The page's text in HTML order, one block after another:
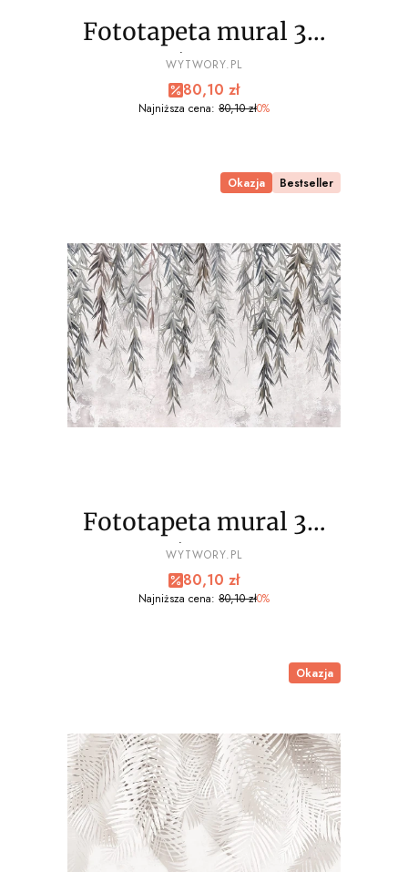
Fototapeta mural 3D
palmy liście wz3 - NA
WYMIAR
PRODUCENT
WYTWORY.PL
Cena promocyjna
80,10 zł
Najniższa cena: 80,10 zł0%
Okazja Bestseller
Fototapeta mural 3D
palmy liście wz4 - NA
WYMIAR
PRODUCENT
WYTWORY.PL
Cena promocyjna
80,10 zł
Najniższa cena: 80,10 zł0%
Okazja